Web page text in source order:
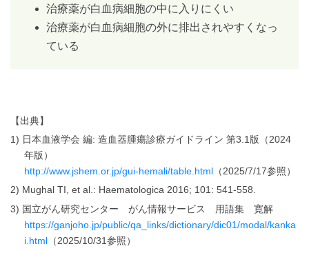
治療薬が白血病細胞の中に入りにくい
治療薬が白血病細胞の外に排出されやすくなっ
ている
【出典】
1) 日本血液学会 編: 造血器腫瘍診療ガイドライン 第3.1版（2024
年版）
http://www.jshem.or.jp/gui-hemali/table.html （2025/7/17参照）
2) Mughal TI, et al.: Haematologica 2016; 101: 541-558.
3) 国立がん研究センター がん情報サービス 用語集 寛解
https://ganjoho.jp/public/qa_links/dictionary/dic01/modal/kanka
i.html （2025/10/31参照）